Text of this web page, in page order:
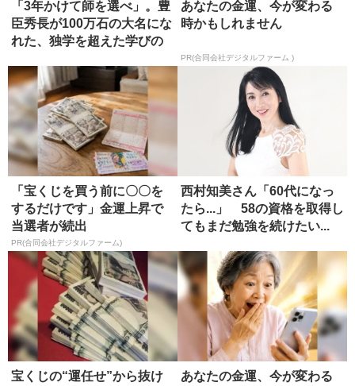
「3年かけて師を選べ」。豊
臣秀長が100万石の大名にな
れた、独学を超えた学びの
あなたの金運、今が変わる
時かもしれません
PR(合同会社デジタルファーム )
「宝くじを買う前に〇〇を
するだけです」金運上昇で
当選者が続出
PR(合同会社デジタルファーム)
西村知美さん「60代になっ
たら...」 58の資格を取得し
てもまだ勉強を続けたい...
宝くじの“運任せ”から抜け
あなたの金運、今が変わる